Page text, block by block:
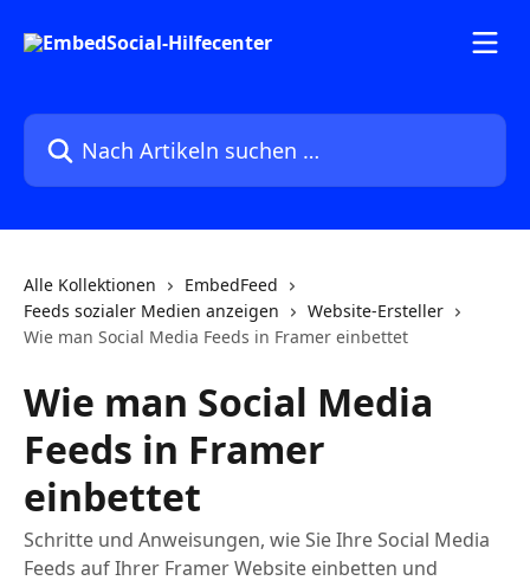
Nach Artikeln suchen …
Alle Kollektionen
EmbedFeed
Feeds sozialer Medien anzeigen
Website-Ersteller
Wie man Social Media Feeds in Framer einbettet
Wie man Social Media
Feeds in Framer
einbettet
Schritte und Anweisungen, wie Sie Ihre Social Media
Feeds auf Ihrer Framer Website einbetten und